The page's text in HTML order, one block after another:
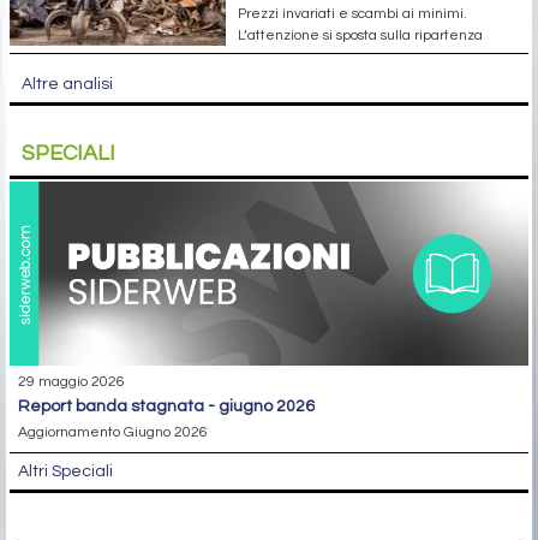
Prezzi invariati e scambi ai minimi.
L’attenzione si sposta sulla ripartenza
Altre analisi
SPECIALI
29 maggio 2026
report banda stagnata - giugno 2026
Aggiornamento Giugno 2026
Altri Speciali